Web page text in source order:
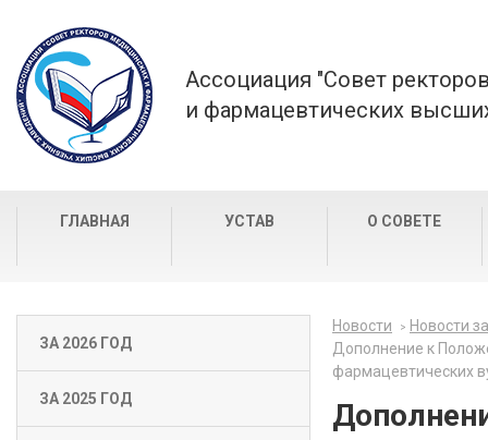
Ассоциация "Совет
и фармацевтических
ГЛАВНАЯ УСТАВ О СОВЕТЕ
ЗА 2026 ГОД
ЗА 2025 ГОД
Новости
Новости
Дополнение к
фармацевтических